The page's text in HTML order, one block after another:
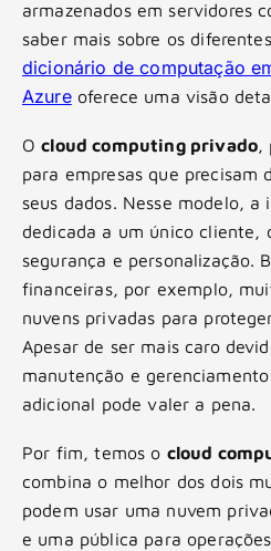
armazenados em servidores
saber mais sobre os
dicionário de computação
Azureoferece uma visão
Ocloud computing privado,
para empresas que precisam
seus dados. Nesse modelo,
dedicada a um único cliente,
segurança e personalização.
financeiras, por exemplo,
nuvens privadas para
Apesar de ser mais caro
manutenção e
adicional pode valer a pena.
Por fim, temos o cloud
combina o melhor dos dois
podem usar uma nuvem
e uma pública para